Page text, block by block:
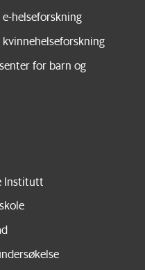
helseforskning
for barn og
Institutt